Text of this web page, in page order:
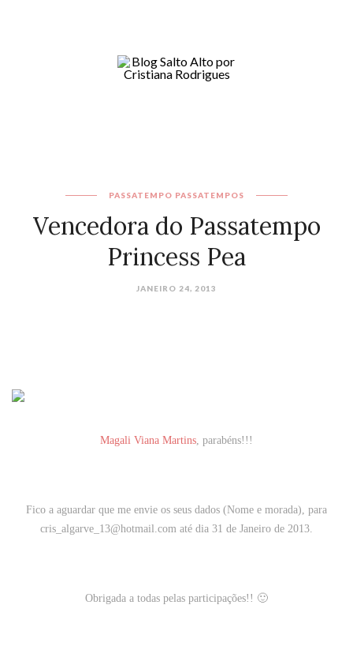
PASSATEMPO PASSATEMPOS
Vencedora do Passatempo
Princess Pea
JANEIRO 24, 2013
Magali Viana Martins, parabéns!!!
Fico a aguardar que me envie os seus dados (Nome e morada), para
cris_algarve_13@hotmail.com até dia 31 de Janeiro de 2013.
Obrigada a todas pelas participações!! 🙂